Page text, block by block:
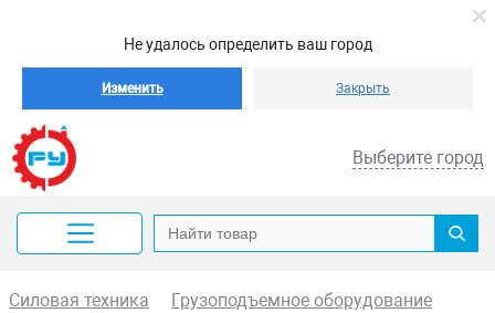
Не удалось определить ваш город
Изменить Закрыть
Выберите город
Силовая техника
Грузоподъемное оборудование